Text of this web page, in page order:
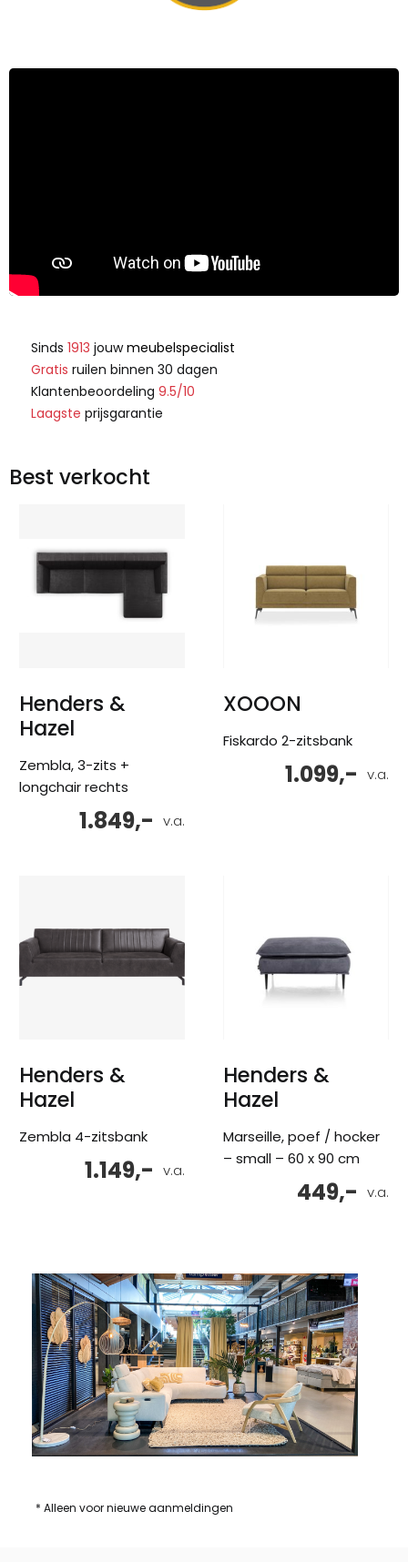
Sinds 1913 jouwmeubelspecialist
Gratis ruilen binnen 30 dagen
Klantenbeoordeling 9.5/10
Laagste prijsgarantie
Best verkocht
Henders &
Hazel
Zembla, 3-zits +
longchair rechts
v.a.
1.849,-
XOOON
Fiskardo 2-zitsbank
v.a.
1.099,-
Henders &
Hazel
Zembla 4-zitsbank
v.a.
1.149,-
Henders &
Hazel
Marseille, poef / hocker
– small – 60 x 90 cm
v.a.
449,-
* Alleen voor nieuwe aanmeldingen